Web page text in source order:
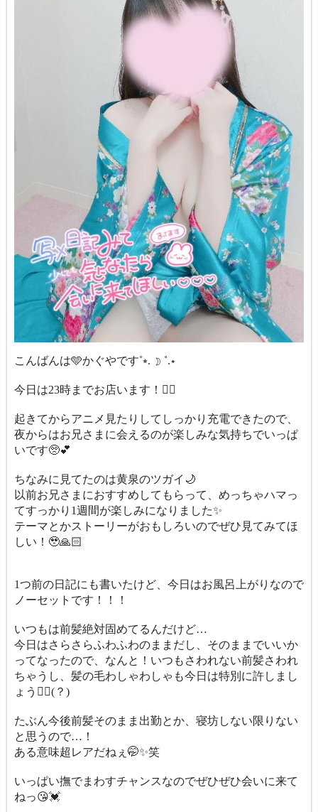
こんばんは🩵かぐやです˚⭒. ☽ ˚.⋆
今日は23時までお店います！🙋‍♀️
起きてからアニメ見たりしてしっかり充電できたので、
夜からはお兄さまに会えるのが楽しみな気持ちでいっぱ
いです🥺💕
ちなみに見てたのは黄泉のツガイ🌙
以前お兄さまにおすすめしてもらって、めっちゃハマっ
てすっかり1週間が楽しみになりました✨
テーマとかストーリーがおもしろいのでぜひ見てみてほ
しい！🥹🙏🏻
1つ前の日記にも書いたけど、今日はお風呂上がりなので
ノーセットです！！！
いつもは前髪絶対固めてるんだけど…
今日はさらさらふわふわのままだし、そのままでいいか
ってなったので、なんと！いつもさわれない前髪さわれ
ちゃうし、髪の毛わしゃわしゃも今日は特別に許しまし
ょう👌🏻(？)
たぶん今後前髪そのまま出勤とか、寝坊しない限りない
と思うので…！
ある意味超レアだねぇ🤭✨笑
いっぱい撫でまわすチャンスなのでぜひぜひ会いに来て
ねっ😘💓